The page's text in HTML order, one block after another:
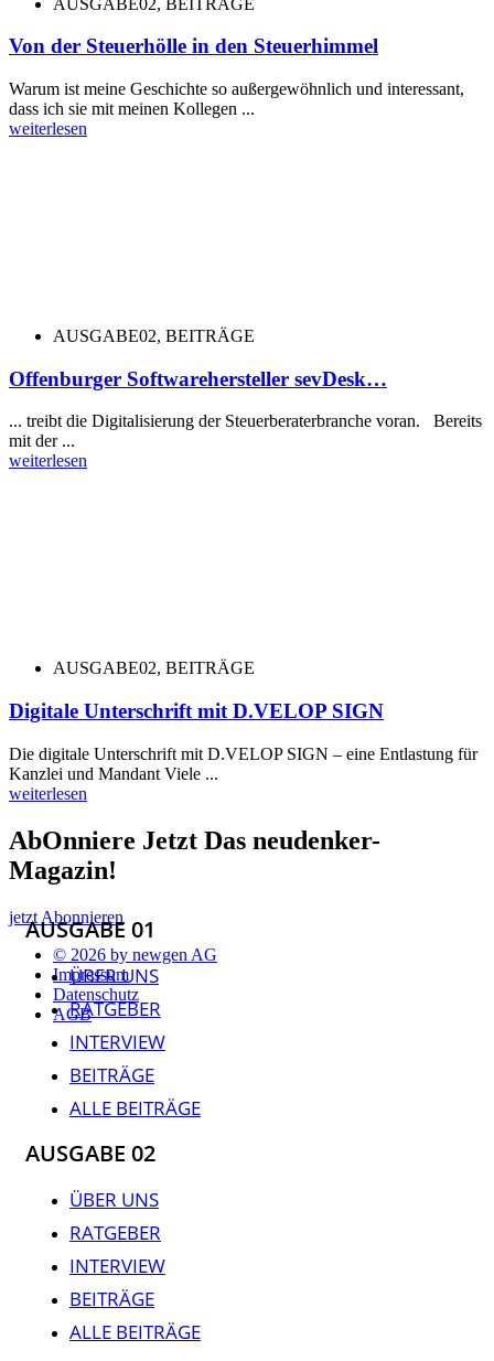
Von der Steuerhölle in den Steuerhimmel
Warum ist meine Geschichte so außergewöhnlich und interessant,
dass ich sie mit meinen Kollegen ...
weiterlesen
AUSGABE02, BEITRÄGE
Offenburger Softwarehersteller sevDesk…
... treibt die Digitalisierung der Steuerberaterbranche voran. Bereits
mit der ...
weiterlesen
AUSGABE02, BEITRÄGE
Digitale Unterschrift mit D.VELOP SIGN
Die digitale Unterschrift mit D.VELOP SIGN – eine Entlastung für
Kanzlei und Mandant Viele ...
weiterlesen
AbOnniere Jetzt Das neudenker-
Magazin!
jetzt Abonnieren
© 2026 by newgen AG
Impressum
Datenschutz
AGB
AUSGABE 01
ÜBER UNS
RATGEBER
INTERVIEW
BEITRÄGE
ALLE BEITRÄGE
AUSGABE 02
ÜBER UNS
RATGEBER
INTERVIEW
BEITRÄGE
ALLE BEITRÄGE